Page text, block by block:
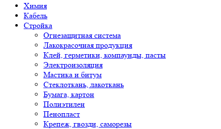
Химия
Кабель
Стройка
Огнезащитная система
Лакокрасочная продукция
Клей, герметики, компаунды, пасты
Электроизоляция
Мастика и битум
Стеклоткань, лакоткань
Бумага, картон
Полиэтилен
Пенопласт
Крепеж, гвозди, саморезы